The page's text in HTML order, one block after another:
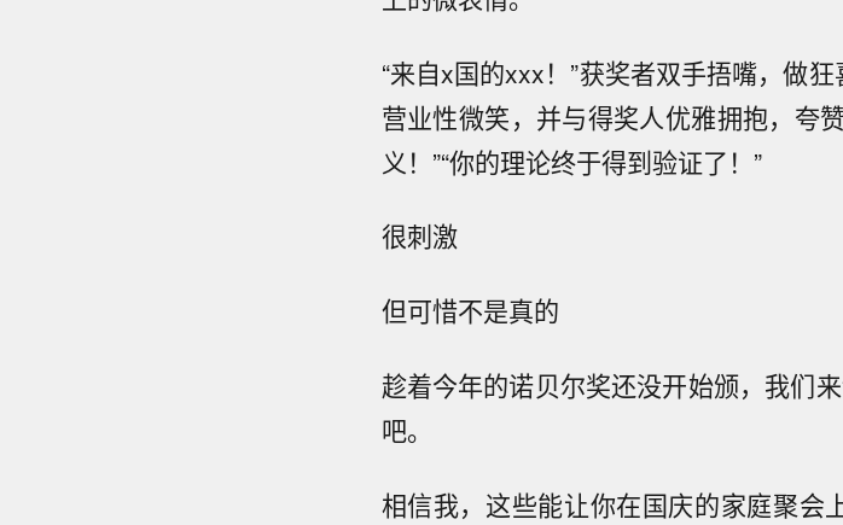
“来自x国的xxx！”获奖者双手捂嘴，做
营业性微笑，并与得奖人优雅拥抱，夸
义！”“你的理论终于得到验证了！”
很刺激
但可惜不是真的
趁着今年的诺贝尔奖还没开始颁，我们
吧。
相信我，这些能让你在国庆的家庭聚会